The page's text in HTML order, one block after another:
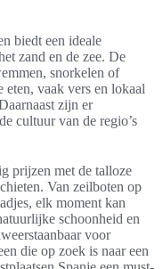
biedt een ideale
zand en de zee. De
snorkelen of
vaak vers en lokaal
zijn er
cultuur van de regio’s
prijzen met de talloze
Van zeilboten op
elk moment kan
schoonheid en
voor
die op zoek is naar een